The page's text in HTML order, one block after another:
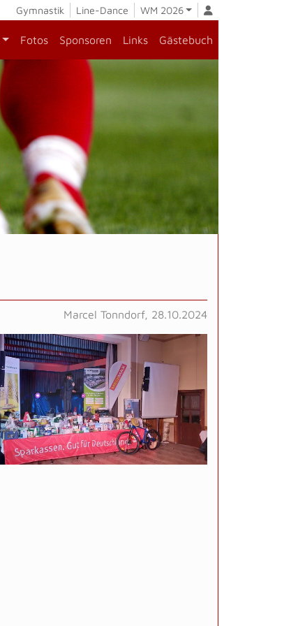
Gymnastik Line-Dance WM 2026
Fotos Sponsoren Links Gästebuch
Marcel Tonndorf, 28.10.2024